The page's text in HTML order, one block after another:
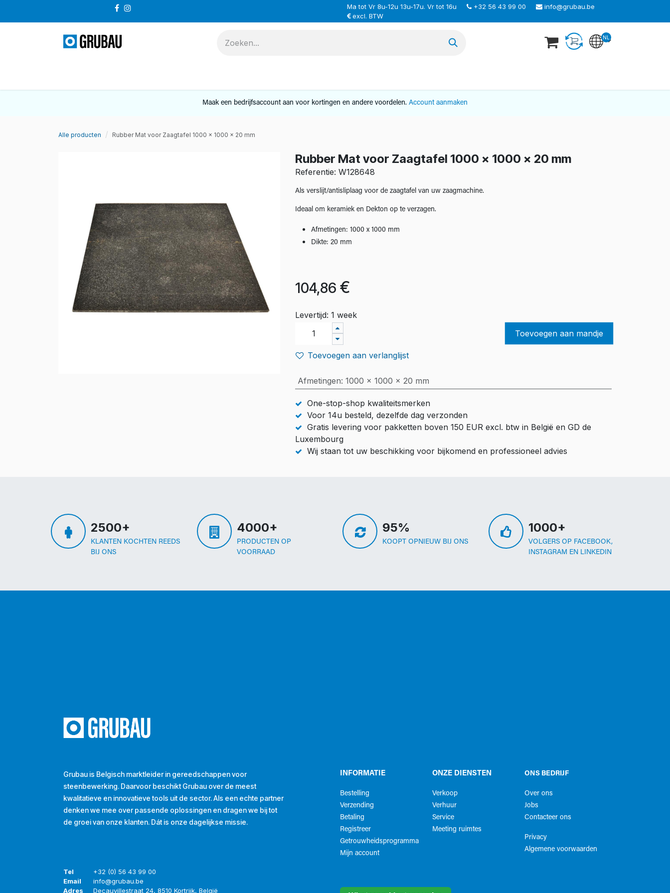
Ma tot Vr 8u-12u 13u-17u. Vr tot 16u +32 56 43 99 00
info@grubau.be
excl. BTW
NL
Maak een bedrijfsaccount aan voor kortingen en andere voordelen. Account aanmaken
Alle producten Rubber Mat voor Zaagtafel 1000 x 1000 x 20 mm
Rubber Mat voor Zaagtafel 1000 x 1000 x 20 mm
Referentie: W128648
Als verslijt/antisliplaag voor de zaagtafel van uw zaagmachine.
Ideaal om keramiek en Dekton op te verzagen.
Afmetingen: 1000 x 1000 mm
Dikte: 20 mm
104,86 €
Levertijd: 1 week
Toevoegen aan mandje
Toevoegen aan verlanglijst
Afmetingen: 1000 x 1000 x 20 mm
One-stop-shop kwaliteitsmerken
Voor 14u besteld, dezelfde dag verzonden
Gratis levering voor pakketten boven 150 EUR excl. btw in België en GD de
Luxembourg
Wij staan tot uw beschikking voor bijkomend en professioneel advies
2500+
KLANTEN KOCHTEN REEDS
BIJ ONS
4000+
PRODUCTEN OP
VOORRAAD
95%
KOOPT OPNIEUW BIJ ONS
1000+
VOLGERS OP FACEBOOK,
INSTAGRAM EN LINKEDIN
INFORMATIE
Bestelling
Verzending
Betaling
Registreer
Getrouwheidsprogramma
Mijn account
ONZE DIENSTEN
Verkoop
Verhuur
Service
Meeting ruimtes
ONS BEDRIJF
Over ons
Jobs
Contacteer ons
Privacy
Algemene voorwaarden​
Grubau is Belgisch marktleider in gereedschappen voor
steenbewerking. Daarvoor beschikt Grubau over de meest
kwalitatieve en innovatieve tools uit de sector. Als een echte partner
denken we mee over passende oplossingen en dragen we bij tot
de groei van onze klanten. Dát is onze dagelijkse missie.
Tel
+32 (0) 56 43 99 00
Email
info@grubau.be
Adres
Decauvillestraat 24, 8510 Kortrijk, België